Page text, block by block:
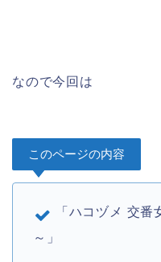
なので今回は
このページの内容
「ハコヅメ 交
～」